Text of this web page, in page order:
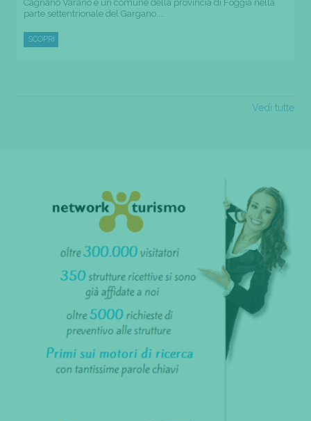
Cagnano Varano è un comune della provincia di Foggia nella
parte settentrionale del Gargano....
SCOPRI
Vedi tutte